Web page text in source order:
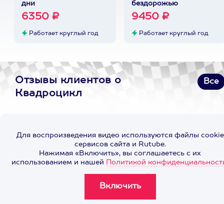
дни
6350 ₽
Работает круглый год
бездорожью
9450 ₽
Работает круглый год
Отзывы клиентов о
Квадроцикл
Все
Для воспроизведения видео используются файлы cookie
сервисов сайта и Rutube.
Нажимая «Включить», вы соглашаетесь с их
использованием и нашей Политикой